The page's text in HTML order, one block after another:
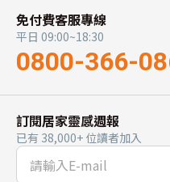
免付費客服專線
平日 09:00~18:30
0800-366-
訂閱居家靈感週報
已有 38,000+ 位讀者加入